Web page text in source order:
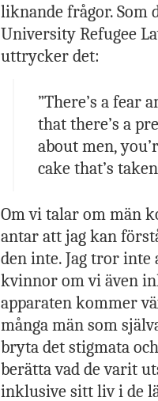
liknande frågor.
University Refugee
uttrycker det:
”There’s a fear
that there’s a
about men,
cake that’s
Om vi talar om män
antar att jag kan
den inte. Jag tror
kvinnor om vi även
apparaten kommer
många män som
bryta det stigmata
berätta vad de varit
inklusive sitt liv i de